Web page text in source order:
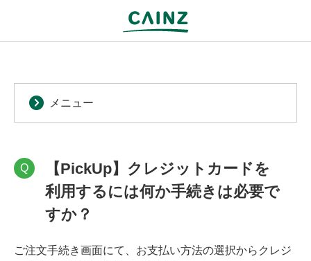
メニュー
Q
【PickUp】クレジットカードを
利用するには何か手続きは必要で
すか？
ご注文手続き画面にて、お支払い方法の選択からクレジ